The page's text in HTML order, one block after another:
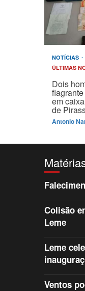
NOTÍCIAS
ÚLTIMAS
Dois
em
de
Antonio
Colisão
Leme
Leme
Ventos